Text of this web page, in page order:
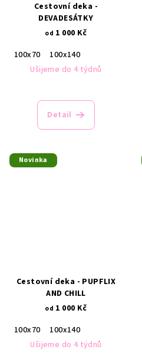
Cestovní deka -
DEVADESÁTKY
od 1 000 Kč
100x70
100x140
Ušijeme do 4 týdnů
Detail
Novinka
Cestovní deka - PUPFLIX
AND CHILL
od 1 000 Kč
100x70
100x140
Ušijeme do 4 týdnů